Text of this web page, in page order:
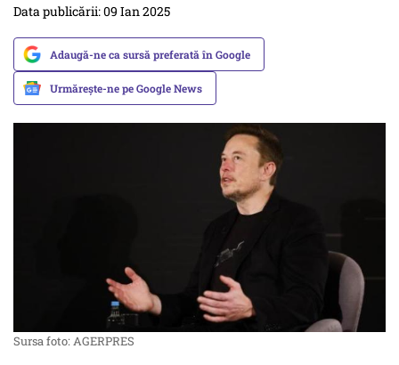
Data publicării: 09 Ian 2025
Adaugă-ne ca sursă preferată în Google
Urmărește-ne pe Google News
Sursa foto: AGERPRES